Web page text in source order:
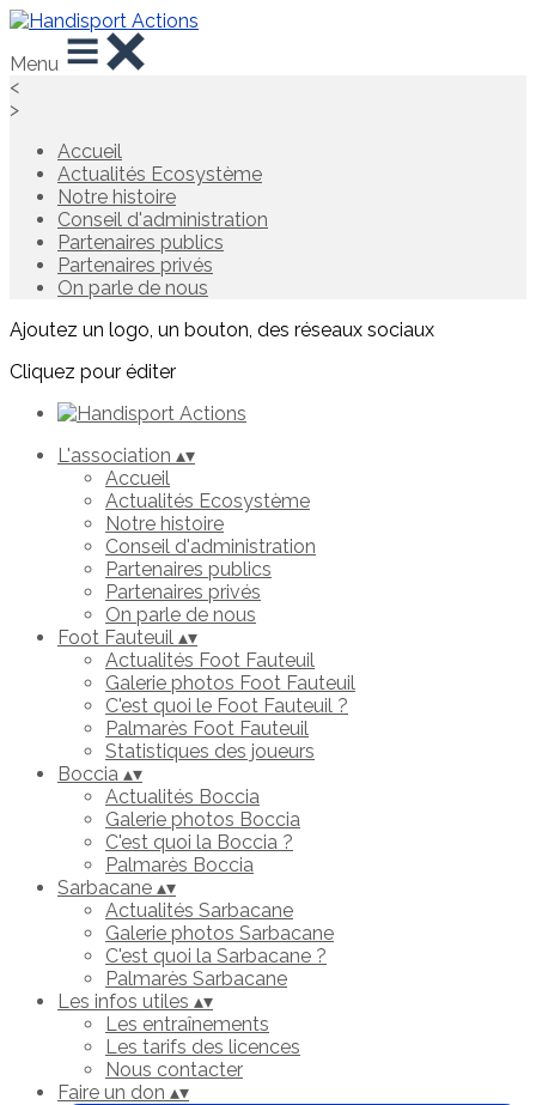
Menu
<
>
Accueil
Actualités Ecosystème
Notre histoire
Conseil d'administration
Partenaires publics
Partenaires privés
On parle de nous
Ajoutez un logo, un bouton, des réseaux sociaux
Cliquez pour éditer
L'association ▴▾
Accueil
Actualités Ecosystème
Notre histoire
Conseil d'administration
Partenaires publics
Partenaires privés
On parle de nous
Foot Fauteuil ▴▾
Actualités Foot Fauteuil
Galerie photos Foot Fauteuil
C'est quoi le Foot Fauteuil ?
Palmarès Foot Fauteuil
Statistiques des joueurs
Boccia ▴▾
Actualités Boccia
Galerie photos Boccia
C'est quoi la Boccia ?
Palmarès Boccia
Sarbacane ▴▾
Actualités Sarbacane
Galerie photos Sarbacane
C'est quoi la Sarbacane ?
Palmarès Sarbacane
Les infos utiles ▴▾
Les entraînements
Les tarifs des licences
Nous contacter
Faire un don ▴▾